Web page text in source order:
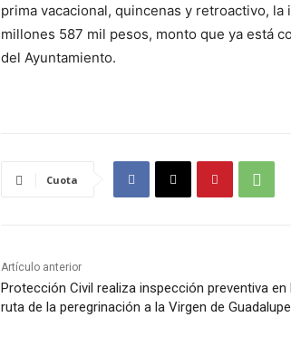
prima vacacional, quincenas y retroactivo,
millones 587 mil pesos, monto que ya está
del Ayuntamiento.
Cuota
Artículo anterior
Protección Civil realiza inspección preventiva en
ruta de la peregrinación a la Virgen de Guadalupe